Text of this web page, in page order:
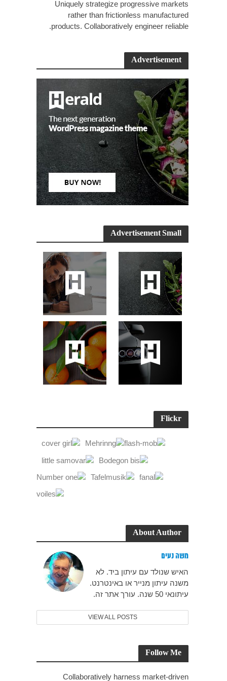
Uniquely strategize progressive markets
rather than frictionless manufactured
products. Collaboratively engineer reliable.
Advertisement
Advertisement Small
Flickr
About Author
משה נעים
האיש שנולד עם עיתון ביד. לא
משנה עיתון מנייר או באינטרנט.
עיתונאי 50 שנה. עורך אתר זה.
VIEW ALL POSTS
Follow Me
Collaboratively harness market-driven